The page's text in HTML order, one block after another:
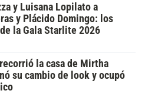
y Luisana Lopilato a
y Plácido Domingo: los
la Gala Starlite 2026
la casa de Mirtha
su cambio de look y ocupó